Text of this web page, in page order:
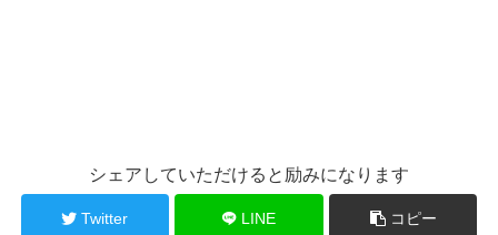
シェアしていただけると励みになります
Twitter LINE コピー